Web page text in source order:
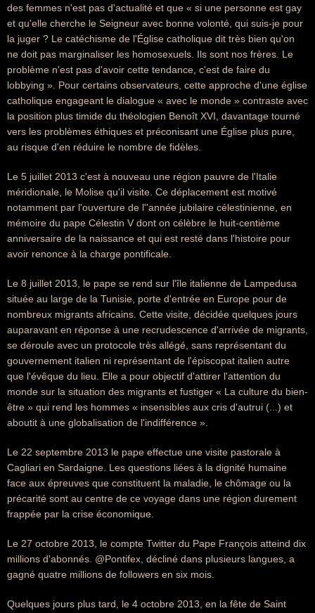
des femmes n'est pas d'actualité et que « si une personne est gay
et qu'elle cherche le Seigneur avec bonne volonté, qui suis-je pour
la juger ? Le catéchisme de l'Église catholique dit très bien qu'on
ne doit pas marginaliser les homosexuels. Ils sont nos frères. Le
problème n'est pas d'avoir cette tendance, c'est de faire du
lobbying ». Pour certains observateurs, cette approche d'une église
catholique engageant le dialogue « avec le monde » contraste avec
la position plus timide du théologien Benoît XVI, davantage tourné
vers les problèmes éthiques et préconisant une Église plus pure,
au risque d'en réduire le nombre de fidèles.
Le 5 juillet 2013 c'est à nouveau une région pauvre de l'Italie
méridionale, le Molise qu'il visite. Ce déplacement est motivé
notamment par l'ouverture de l''année jubilaire célestinienne, en
mémoire du pape Célestin V dont on célèbre le huit-centième
anniversaire de la naissance et qui est resté dans l'histoire pour
avoir renonce à la charge pontificale.
Le 8 juillet 2013, le pape se rend sur l'île italienne de Lampedusa
située au large de la Tunisie, porte d'entrée en Europe pour de
nombreux migrants africains. Cette visite, décidée quelques jours
auparavant en réponse à une recrudescence d'arrivée de migrants,
se déroule avec un protocole très allégé, sans représentant du
gouvernement italien ni représentant de l'épiscopat italien autre
que l'évêque du lieu. Elle a pour objectif d'attirer l'attention du
monde sur la situation des migrants et fustiger « La culture du bien-
être » qui rend les hommes « insensibles aux cris d'autrui (...) et
aboutit à une globalisation de l'indifférence ».
Le 22 septembre 2013 le pape effectue une visite pastorale à
Cagliari en Sardaigne. Les questions liées à la dignité humaine
face aux épreuves que constituent la maladie, le chômage ou la
précarité sont au centre de ce voyage dans une région durement
frappée par la crise économique.
Le 27 octobre 2013, le compte Twitter du Pape François atteind dix
millions d'abonnés. @Pontifex, décliné dans plusieurs langues, a
gagné quatre millions de followers en six mois.
Quelques jours plus tard, le 4 octobre 2013, en la fête de Saint